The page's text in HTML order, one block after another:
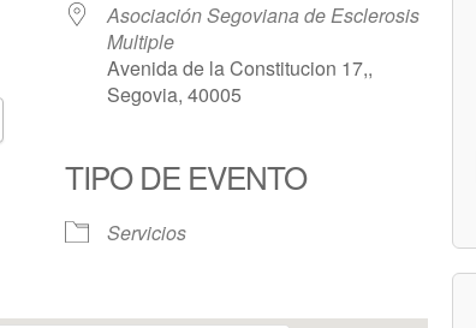
Google Calendar
Asociación Segoviana de Esclerosis
Multiple
Avenida de la Constitucion 17,,
Segovia, 40005
TIPO DE EVENTO
Servicios